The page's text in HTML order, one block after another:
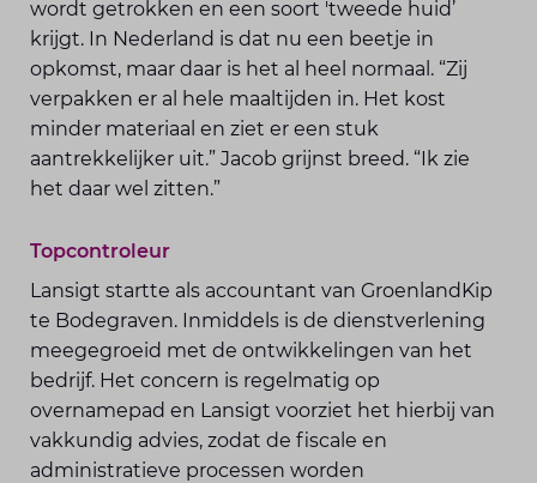
wordt getrokken en een soort 'tweede huid’
krijgt. In Nederland is dat nu een beetje in
opkomst, maar daar is het al heel normaal. “Zij
verpakken er al hele maaltijden in. Het kost
minder materiaal en ziet er een stuk
aantrekkelijker uit.” Jacob grijnst breed. “Ik zie
het daar wel zitten.”
Topcontroleur
Lansigt startte als accountant van GroenlandKip
te Bodegraven. Inmiddels is de dienstverlening
meegegroeid met de ontwikkelingen van het
bedrijf. Het concern is regelmatig op
overnamepad en Lansigt voorziet het hierbij van
vakkundig advies, zodat de fiscale en
administratieve processen worden